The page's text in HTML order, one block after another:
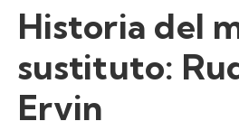
Centro de
Iniciar Sesión
Historia del
sustituto:
Ervin